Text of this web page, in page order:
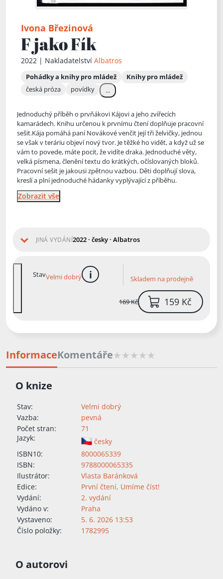
Ivona Březinová
F jako Fík
2022 | Nakladatelství Albatros
Pohádky a knihy pro mládež
Knihy pro mládež
česká próza
povídky ...
Jednoduchý příběh o prvňákovi Kájovi a jeho zvířecích
kamarádech. Knihu určenou k prvnímu čtení doplňuje pracovní
sešit.Kája pomáhá paní Novákové venčit její tři želvičky, jednou
se však v teráriu objeví nový tvor. Je těžké ho vidět, a když už se
vám to povede, máte pocit, že vidíte draka. Jednoduché věty,
velká písmena, členění textu do krátkých, očíslovaných bloků.
Pracovní sešit je jakousi zpětnou vazbou. Děti doplňují slova,
kreslí a plní jednoduché hádanky vyplývající z příběhu.
Zobrazit vše
JINÁ VYDÁNÍ2022 · česky · Albatros
StavVelmi dobrý více informací Skladem na prodejně
169 Kč 159 Kč
InformaceKomentáře
O knize
Stav:
Velmi dobrý
Vazba:
pevná
Počet stran:
71
Jazyk:
česky
ISBN10:
8000065339
ISBN:
9788000065335
Ilustrátor:
Vlasta Baránková
Edice:
První čtení, Umíme číst!
Vydání:
2. vydání
Vydáno v:
Praha
Vystaveno:
5. 6. 2026 13:53
Číslo položky:
1782995
O autorovi